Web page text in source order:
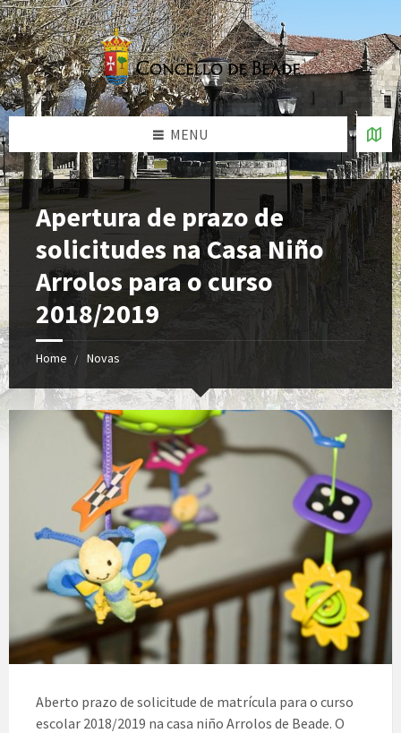
MENU
Apertura de prazo de
solicitudes na Casa Niño
Arrolos para o curso
2018/2019
Home Novas
Aberto prazo de solicitude de matrícula para o curso
escolar 2018/2019 na casa niño Arrolos de Beade. O